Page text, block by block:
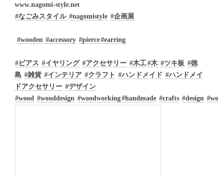
www.nagomi-style.net
#なごみスタイル #nagomistyle #企画展
#wooden #accessory #pierce#earring
#ピアス #イヤリング #アクセサリー #木工#木 #ツキ板 #徳
島 #雑貨 #インテリア #クラフト #ハンドメイド #ハンドメイ
ドアクセサリー #デザイン
#wood #wooddesign #woodworking#handmade #crafts #design